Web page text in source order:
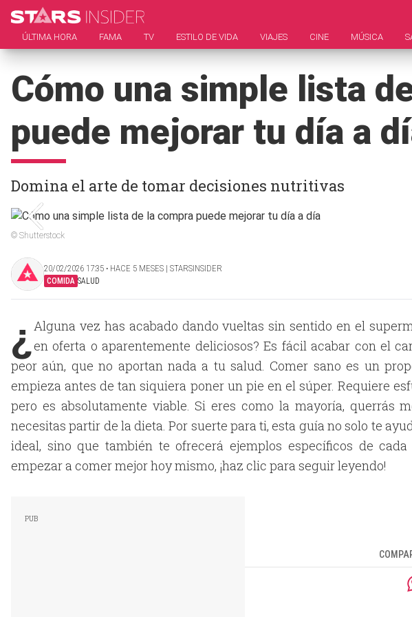
ÚLTIMA HORA FAMA TV ESTILO DE VIDA VIAJES CINE MÚSICA
Cómo una simple lista
puede mejorar tu día a
Domina el arte de tomar decisiones nutritivas
© Shutterstock
20/02/2026 17:35 ‧ HACE 5 MESES | STARSINSIDER
COMIDA SALUD
¿ Alguna vez has acabado dando vueltas sin sentido en el
en oferta o aparentemente deliciosos? Es fácil acabar con el
peor aún, que no aportan nada a tu salud. Comer sano es un
empieza antes de tan siquiera poner un pie en el súper. Requiere
pero es absolutamente viable. Si eres como la mayoría, querrás
necesitas partir de la dieta. Por suerte para ti, esta guía no solo te
ideal, sino que también te ofrecerá ejemplos específicos de
empezar a comer mejor hoy mismo, ¡haz clic para seguir leyendo!